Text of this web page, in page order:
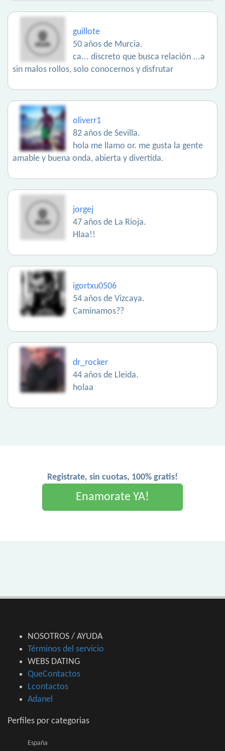
guillote
50 años de Murcia.
ca... discreto que busca relación ...a
sin malos rollos, solo conocernos y disfrutar
oliverr1
82 años de Sevilla.
hola me llamo or. me gusta la gente
amable y buena onda, abierta y divertida.
jorgej
47 años de La Rioja.
Hlaa!!
igortxu0506
54 años de Vizcaya.
Caminamos??
dr_rocker
44 años de Lleida.
holaa
Registrate, sin cuotas, 100% gratis!
Enamorate YA!
NOSOTROS / AYUDA
Términos del servicio
WEBS DATING
QueContactos
Lcontactos
Adanel
Perfiles por categorias
España